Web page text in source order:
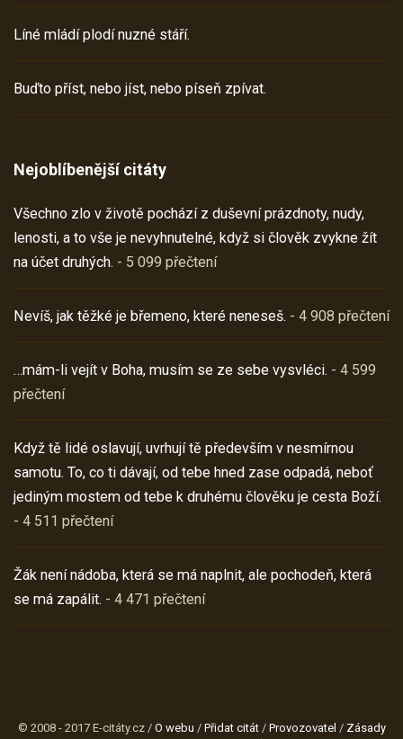
Líné mládí plodí nuzné stáří.
Buďto příst, nebo jíst, nebo píseň zpívat.
Nejoblíbenější citáty
Všechno zlo v životě pochází z duševní prázdnoty, nudy,
lenosti, a to vše je nevyhnutelné, když si člověk zvykne žít
na účet druhých. - 5 099 přečtení
Nevíš, jak těžké je břemeno, které neneseš. - 4 908 přečtení
…mám-li vejít v Boha, musím se ze sebe vysvléci. - 4 599
přečtení
Když tě lidé oslavují, uvrhují tě především v nesmírnou
samotu. To, co ti dávají, od tebe hned zase odpadá, neboť
jediným mostem od tebe k druhému člověku je cesta Boží.
- 4 511 přečtení
Žák není nádoba, která se má naplnit, ale pochodeň, která
se má zapálit. - 4 471 přečtení
© 2008 - 2017 E-citáty.cz / O webu / Přidat citát/ Provozovatel / Zásady